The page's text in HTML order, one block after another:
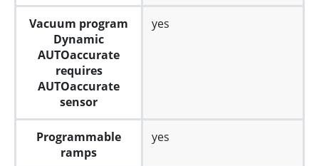
Vacuum program
Dynamic
AUTOaccurate
requires
AUTOaccurate
sensor
yes
Programmable
ramps
yes